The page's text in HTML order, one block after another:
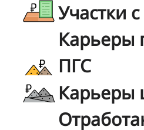
Участки
Карьеры
ПГС
Карьеры